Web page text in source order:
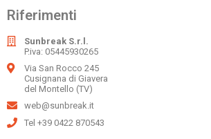
Riferimenti
Sunbreak S.r.l.
P.iva: 05445930265
Via San Rocco 245
Cusignana di Giavera
del Montello (TV)
web@sunbreak.it
Tel +39 0422 870543